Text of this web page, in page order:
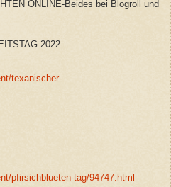
ONLINE-Beides bei Blogroll und
2022
texanischer-
pfirsichblueten-tag/94747.html